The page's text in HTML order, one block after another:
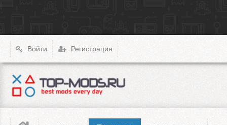
Войти РегистрацияXCOM: Chimera Squad
Cyberpunk 2077
Teardown
Melon Playground